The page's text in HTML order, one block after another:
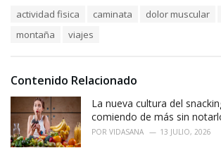
i
:
actividad fisica caminata dolor muscular
montaña
viajes
Contenido Relacionado
La nueva cultura del
comiendo de más sin
POR VIDASANA 13 JULIO, 2026